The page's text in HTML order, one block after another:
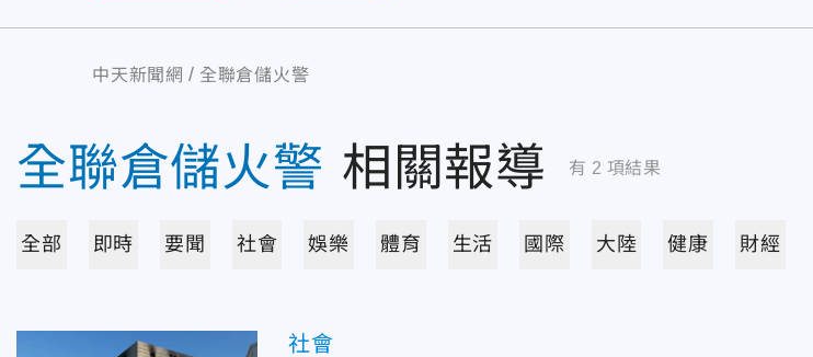
中天新聞網 全聯倉儲火警
全聯倉儲火警 相關報導 有 2 項結果
全部 即時 要聞 社會 娛樂 體育 生活 國際 大陸 健康 財經
社會